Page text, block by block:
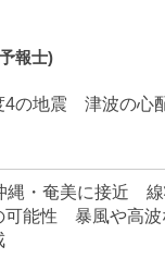
報士)
4の地震 津波の心
縄・奄美に接近
可能性 暴風や高波